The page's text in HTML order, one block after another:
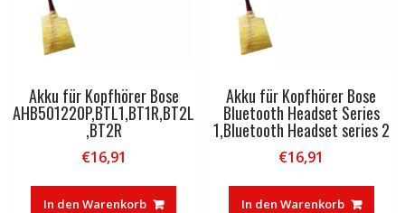
Akku für Kopfhörer Bose
AHB501220P,BTL1,BT1R,BT2L
,BT2R
€16,91
In den Warenkorb
Akku für Kopfhörer Bose
Bluetooth Headset Series
1,Bluetooth Headset series 2
€16,91
In den Warenkorb